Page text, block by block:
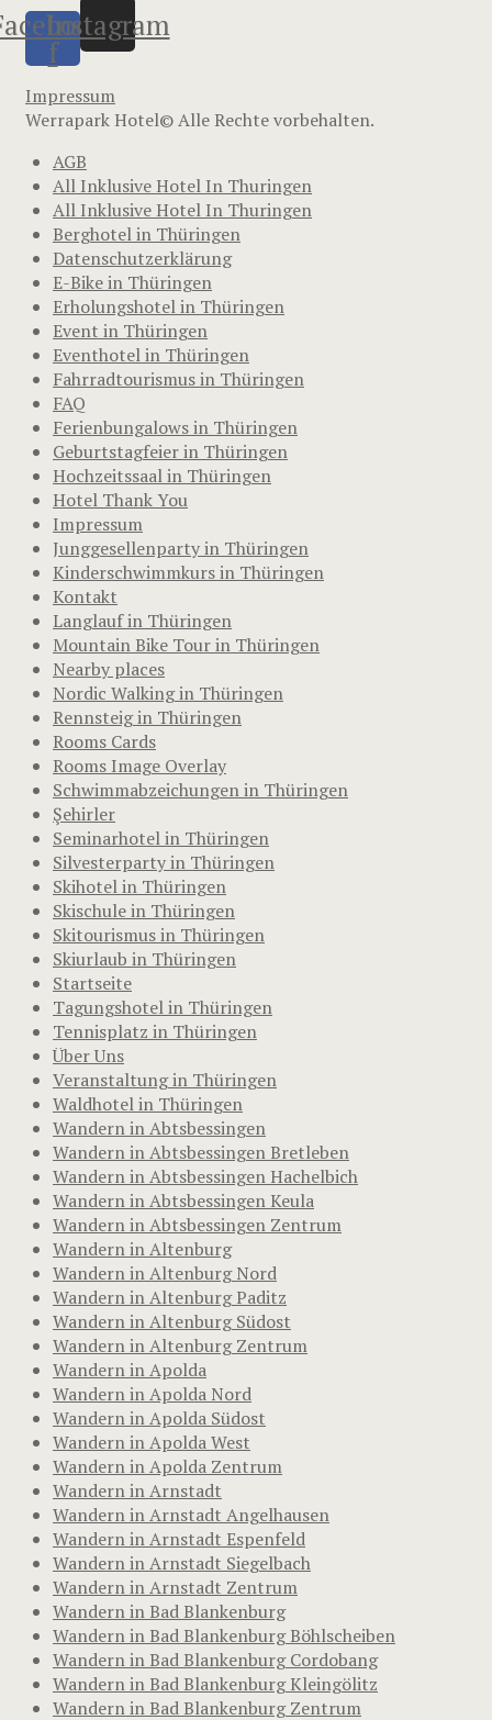
f
Instagram
Impressum
Werrapark Hotel© Alle Rechte vorbehalten.
AGB
All Inklusive Hotel In Thuringen
All Inklusive Hotel In Thuringen
Berghotel in Thüringen
Datenschutzerklärung
E-Bike in Thüringen
Erholungshotel in Thüringen
Event in Thüringen
Eventhotel in Thüringen
Fahrradtourismus in Thüringen
FAQ
Ferienbungalows in Thüringen
Geburtstagfeier in Thüringen
Hochzeitssaal in Thüringen
Hotel Thank You
Impressum
Junggesellenparty in Thüringen
Kinderschwimmkurs in Thüringen
Kontakt
Langlauf in Thüringen
Mountain Bike Tour in Thüringen
Nearby places
Nordic Walking in Thüringen
Rennsteig in Thüringen
Rooms Cards
Rooms Image Overlay
Schwimmabzeichungen in Thüringen
Şehirler
Seminarhotel in Thüringen
Silvesterparty in Thüringen
Skihotel in Thüringen
Skischule in Thüringen
Skitourismus in Thüringen
Skiurlaub in Thüringen
Startseite
Tagungshotel in Thüringen
Tennisplatz in Thüringen
Über Uns
Veranstaltung in Thüringen
Waldhotel in Thüringen
Wandern in Abtsbessingen
Wandern in Abtsbessingen Bretleben
Wandern in Abtsbessingen Hachelbich
Wandern in Abtsbessingen Keula
Wandern in Abtsbessingen Zentrum
Wandern in Altenburg
Wandern in Altenburg Nord
Wandern in Altenburg Paditz
Wandern in Altenburg Südost
Wandern in Altenburg Zentrum
Wandern in Apolda
Wandern in Apolda Nord
Wandern in Apolda Südost
Wandern in Apolda West
Wandern in Apolda Zentrum
Wandern in Arnstadt
Wandern in Arnstadt Angelhausen
Wandern in Arnstadt Espenfeld
Wandern in Arnstadt Siegelbach
Wandern in Arnstadt Zentrum
Wandern in Bad Blankenburg
Wandern in Bad Blankenburg Böhlscheiben
Wandern in Bad Blankenburg Cordobang
Wandern in Bad Blankenburg Kleingölitz
Wandern in Bad Blankenburg Zentrum